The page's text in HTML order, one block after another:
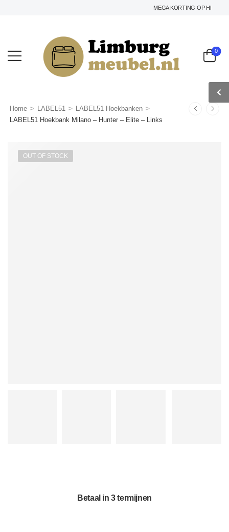
MEGA KORTING OP HET
0
Home > LABEL51 > LABEL51 Hoekbanken >
LABEL51 Hoekbank Milano – Hunter – Elite – Links
OUT OF STOCK
Betaal in 3 termijnen